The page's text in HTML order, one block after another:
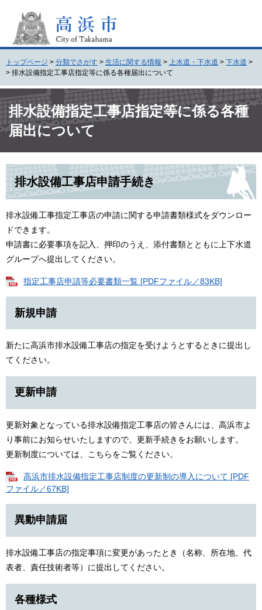
頭
。
飛
て
本
文
トップページ > 分類でさがす > 生活に関する情報 > 上水道・下水道 > 下水道 >
> 排水設備指定工事店指定等に係る各種届出について
文排水設備指定工事店指定等に係る各種
届出について
排水設備工事店申請手続き
排水設備工事指定工事店の申請に関する申請書類様式をダウンロー
ドできます。
申請書に必要事項を記入、押印のうえ、添付書類とともに上下水道
グループへ提出してください。
指定工事店申請等必要書類一覧 [PDFファイル／83KB]
新規申請
新たに高浜市排水設備工事店の指定を受けようとするときに提出し
てください。
更新申請
更新対象となっている排水設備指定工事店の皆さんには、高浜市よ
り事前にお知らせいたしますので、更新手続きをお願いします。
更新制度については、こちらをご覧ください。
高浜市排水設備指定工事店制度の更新制の導入について [PDF
ファイル／67KB]
異動申請届
排水設備工事店の指定事項に変更があったとき（名称、所在地、代
表者、責任技術者等）に提出してください。
各種様式